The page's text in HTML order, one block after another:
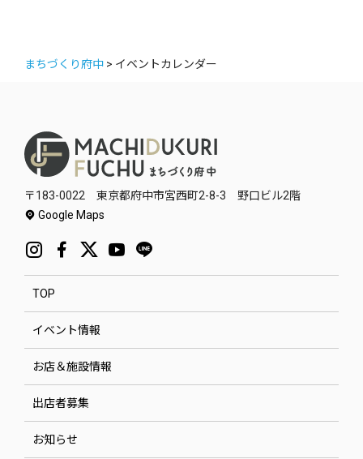
まちづくり府中 > イベントカレンダー
〒183-0022 東京都府中市宮西町2-8-3 野口ビル2階
Google Maps
TOP
イベント情報
お店＆施設情報
出店者募集
お知らせ